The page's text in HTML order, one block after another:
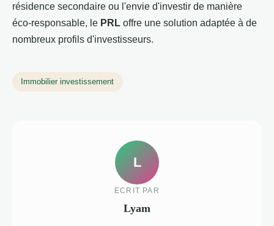
résidence secondaire ou l'envie d'investir de manière
éco-responsable, le PRL offre une solution adaptée à de
nombreux profils d'investisseurs.
Immobilier investissement
L
ECRIT PAR
Lyam